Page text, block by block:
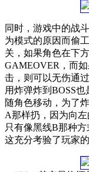
同时，游戏中的战
为模式的原因而偷
关，如果角色在下
GAMEOVER，而
击，则可以无伤通
用炸弹炸到BOSS
随角色移动，为了
A那样扔，因为向左
只有像黑线B那种方
这充分考验了玩家